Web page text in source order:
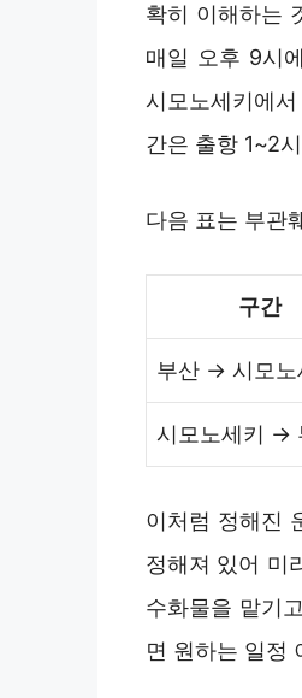
확히 이해하는
매일 오후 9시
시모노세키에
간은 출항 1~2
다음 표는 부관
구간
부산 → 시모노
시모노세키 →
이처럼 정해진
정해져 있어 미
수화물을 맡기
면 원하는 일정